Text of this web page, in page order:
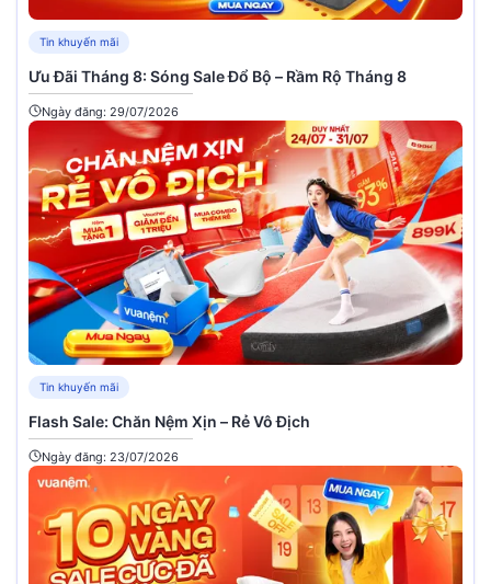
Tin khuyến mãi
Ưu Đãi Tháng 8: Sóng Sale Đổ Bộ – Rầm Rộ Tháng 8
Ngày đăng: 29/07/2026
Tin khuyến mãi
Flash Sale: Chăn Nệm Xịn – Rẻ Vô Địch
Ngày đăng: 23/07/2026